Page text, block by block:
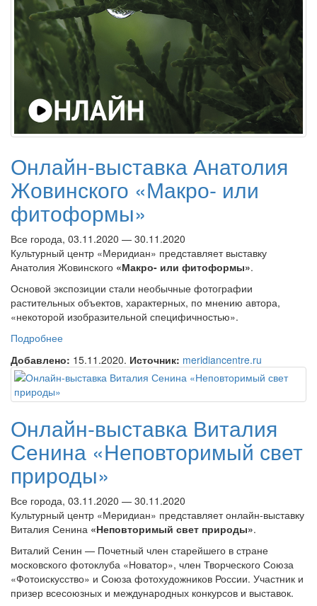
Онлайн-выставка Анатолия
Жовинского «Макро- или
фитоформы»
Все города, 03.11.2020 — 30.11.2020
Культурный центр «Меридиан» представляет выставку
Анатолия Жовинского «Макро- или фитоформы».
Основой экспозиции стали необычные фотографии
растительных объектов, характерных, по мнению автора,
«некоторой изобразительной специфичностью».
Подробнее
Добавлено: 15.11.2020. Источник: meridiancentre.ru
Онлайн-выставка Виталия
Сенина «Неповторимый свет
природы»
Все города, 03.11.2020 — 30.11.2020
Культурный центр «Меридиан» представляет онлайн-выставку
Виталия Сенина «Неповторимый свет природы».
Виталий Сенин — Почетный член старейшего в стране
московского фотоклуба «Новатор», член Творческого Союза
«Фотоискусство» и Союза фотохудожников России. Участник и
призер всесоюзных и международных конкурсов и выставок.